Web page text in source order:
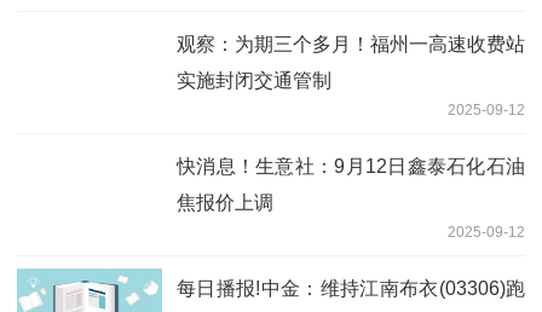
观察：为期三个多月！福州一高速收费站
实施封闭交通管制
2025-09-12
快消息！生意社：9月12日鑫泰石化石油
焦报价上调
2025-09-12
每日播报!中金：维持江南布衣(03306)跑